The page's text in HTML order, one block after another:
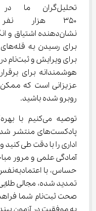
برای
هوشمندانه برای
روبرو شده باشید.
پادکست‌های
اداری را با دقت طی
آمادگی علمی و مرور
تمدید شده، مجالی طلایی
صحت ثبت‌نام